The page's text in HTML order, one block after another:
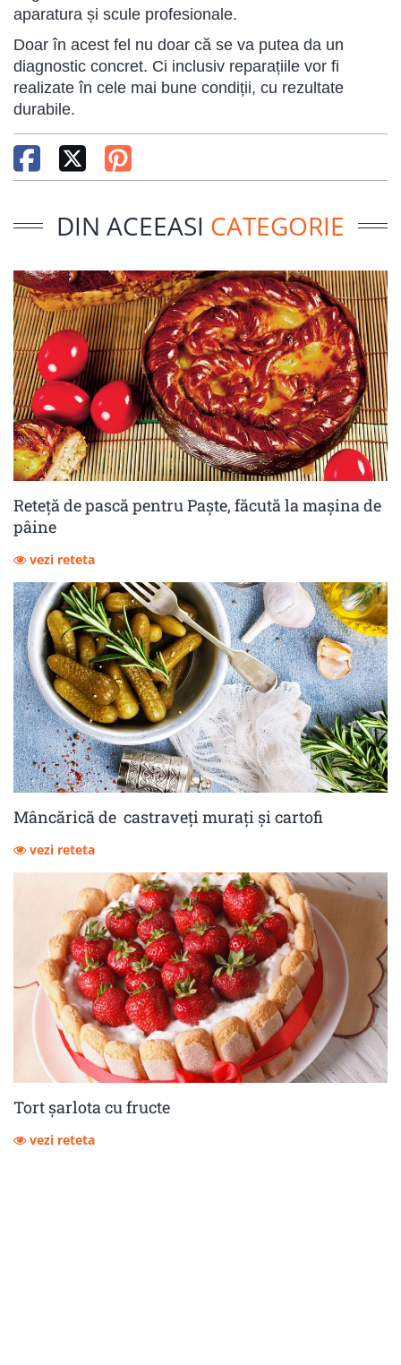
aparatura și scule profesionale.
Doar în acest fel nu doar că se va putea da un
diagnostic concret. Ci inclusiv reparațiile vor fi
realizate în cele mai bune condiții, cu rezultate
durabile.
DIN ACEEASI CATEGORIE
Reteță de pască pentru Paște, făcută la mașina de
pâine
vezi reteta
Mâncărică de castraveţi muraţi şi cartofi
vezi reteta
Tort șarlota cu fructe
vezi reteta